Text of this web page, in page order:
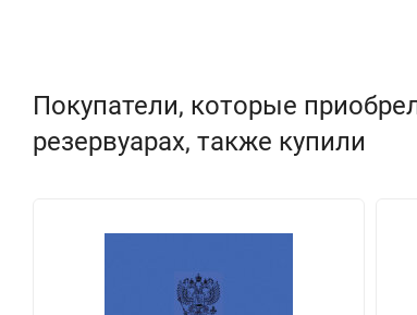
Покупатели, которые
резервуарах, также купили